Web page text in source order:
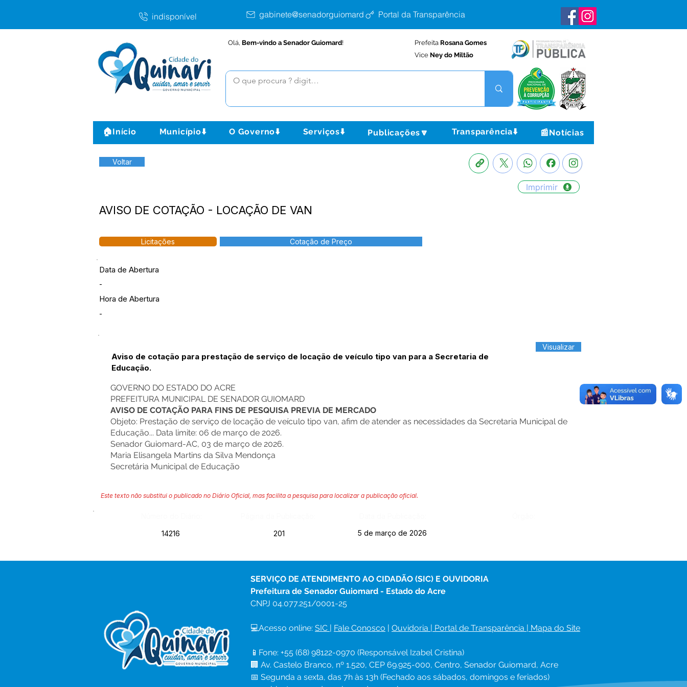
indisponível gabinete@senadorguiomard.ac.gov.brPortal da Transparência
Olá, Bem-vindo a Senador Guiomard! Prefeita Rosana Gomes
Vice Ney do Miltão
🏠Início Município⬇️ O Governo⬇️ Serviços⬇️ Publicações🔽 Transparência⬇️ 📰Notícias
Voltar
Imprimir
AVISO DE COTAÇÃO - LOCAÇÃO DE VAN
Licitações Cotação de Preço
Data de Abertura
-
Hora de Abertura
-
Aviso de cotação para prestação de serviço de locação de veículo tipo van para a Secretaria de
Educação.
Visualizar
GOVERNO DO ESTADO DO ACRE
PREFEITURA MUNICIPAL DE SENADOR GUIOMARD
AVISO DE COTAÇÃO PARA FINS DE PESQUISA PREVIA DE MERCADO
Objeto: Prestação de serviço de locação de veículo tipo van, afim de atender as necessidades da Secretaria Municipal de
Educação... Data limite: 06 de março de 2026.
Senador Guiomard-AC, 03 de março de 2026.
Maria Elisangela Martins da Silva Mendonça
Secretária Municipal de Educação
Este texto não substitui o publicado no Diário Oficial, mas facilita a pesquisa para localizar a publicação oficial.
14216
201 5 de março de 2026
SERVIÇO DE ATENDIMENTO AO CIDADÃO (SIC) E OUVIDORIA
Prefeitura de Senador Guiomard - Estado do Acre
CNPJ 04.077.251/0001-25
💻Acesso online: SIC | Fale Conosco | Ouvidoria | Portal de Transparência | Mapa do Site
📱Fone: +55 (68) 98122-0970 (Responsável Izabel Cristina)
🏢 Av. Castelo Branco, nº 1.520, CEP 69.925-000, Centro, Senador Guiomard, Acre
📅 Segunda a sexta, das 7h às 13h (Fechado aos sábados, domingos e feriados)